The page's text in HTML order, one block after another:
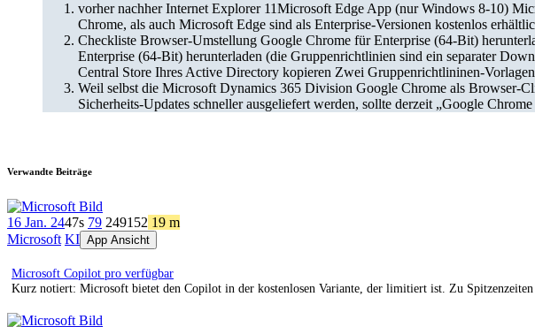
vorher nachher Internet Explorer 11Microsoft Edge App (nur Windows 8-10)
Chrome, als auch Microsoft Edge sind als Enterprise-Versionen kostenlos
Checkliste Browser-Umstellung Google Chrome für Enterprise (64-Bit)
Enterprise (64-Bit) herunterladen (die Gruppenrichtlinien sind ein separater
Central Store Ihres Active Directory kopieren Zwei Gruppenrichtlininen-
Weil selbst die Microsoft Dynamics 365 Division Google Chrome als Browser-
Sicherheits-Updates schneller ausgeliefert werden, sollte derzeit „Google
Verwandte Beiträge
16 Jan. 2447s 79 249152 19 m
Microsoft KI App Ansicht
Microsoft Copilot pro verfügbar
Kurz notiert: Microsoft bietet den Copilot in der kostenlosen Variante, der limitiert ist. Zu Spitzenzeiten